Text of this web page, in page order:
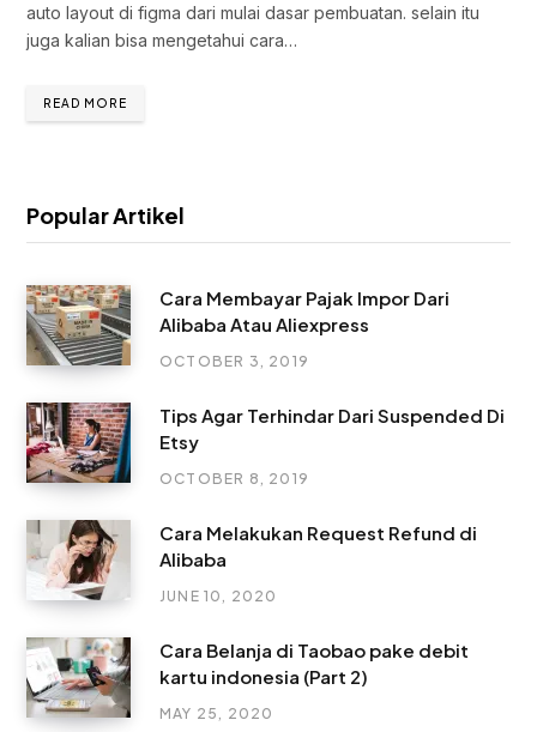
auto layout di figma dari mulai dasar pembuatan. selain itu
juga kalian bisa mengetahui cara…
READ MORE
Popular Artikel
Cara Membayar Pajak Impor Dari
Alibaba Atau Aliexpress
OCTOBER 3, 2019
Tips Agar Terhindar Dari Suspended Di
Etsy
OCTOBER 8, 2019
Cara Melakukan Request Refund di
Alibaba
JUNE 10, 2020
Cara Belanja di Taobao pake debit
kartu indonesia (Part 2)
MAY 25, 2020